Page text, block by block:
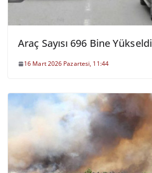
Araç Sayısı 696 Bine Yükseldi
16 Mart 2026 Pazartesi, 11:44